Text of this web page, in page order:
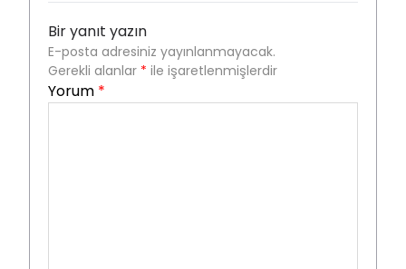
Bir yanıt yazın
E-posta adresiniz yayınlanmayacak.
Gerekli alanlar * ile işaretlenmişlerdir
Yorum *